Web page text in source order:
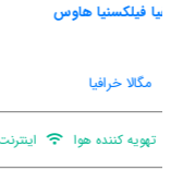
آنگلیکیس هاوس
مگالا خرافیا
پارکینگ ماشین